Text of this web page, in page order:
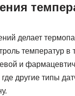
делает
температур
и
другие типы